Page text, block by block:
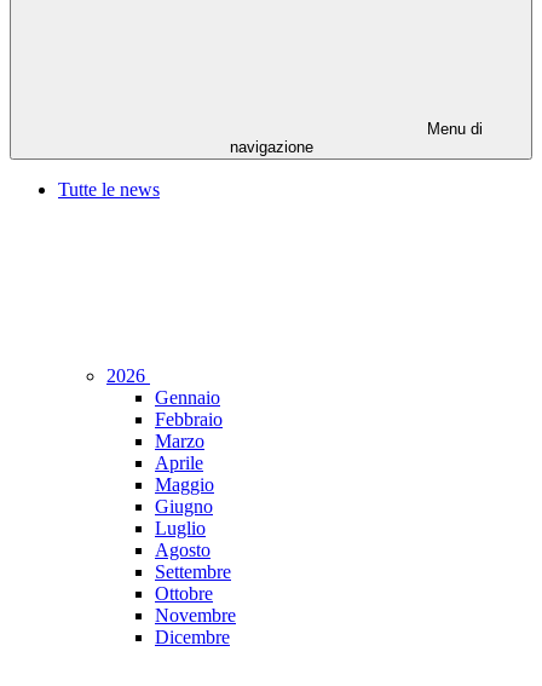
Menu di
navigazione
Tutte le news
2026
Gennaio
Febbraio
Marzo
Aprile
Maggio
Giugno
Luglio
Agosto
Settembre
Ottobre
Novembre
Dicembre